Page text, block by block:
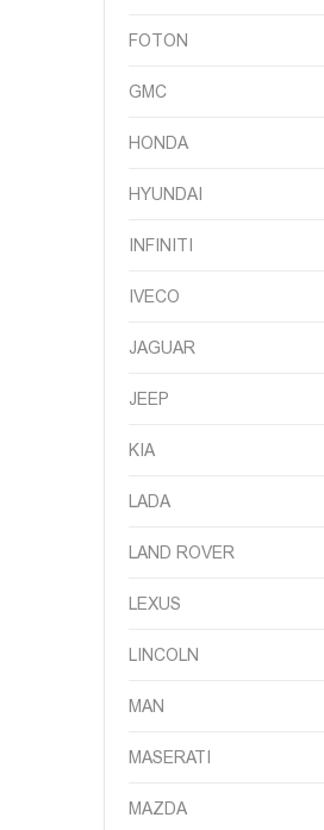
FOTON
GMC
HONDA
HYUNDAI
INFINITI
IVECO
JAGUAR
JEEP
KIA
LADA
LAND ROVER
LEXUS
LINCOLN
MAN
MASERATI
MAZDA